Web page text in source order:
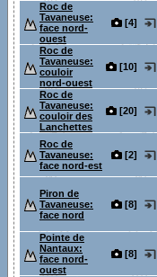
Roc de
Tavaneuse:
face nord-
ouest
[4]
Roc de
Tavaneuse:
couloir
nord-ouest
[10]
Roc de
Tavaneuse:
couloir des
Lanchettes
[20]
Roc de
Tavaneuse:
face nord-est
[2]
Piron de
Tavaneuse:
face nord
[8]
Pointe de
Nantaux:
face nord-
ouest
[8]